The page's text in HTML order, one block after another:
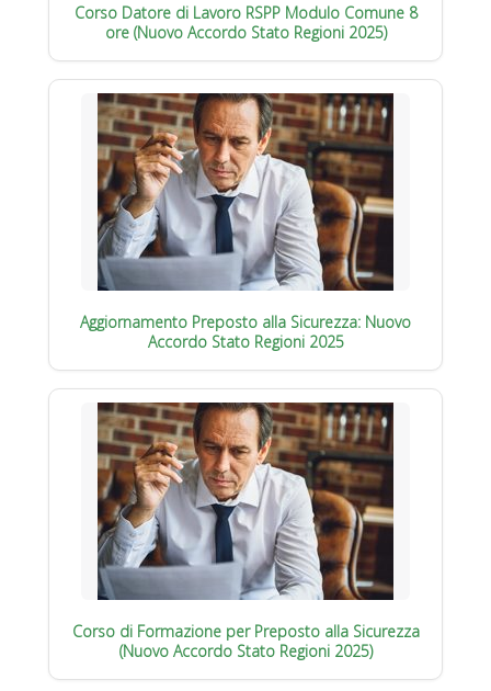
Corso Datore di Lavoro RSPP Modulo Comune 8
ore (Nuovo Accordo Stato Regioni 2025)
Aggiornamento Preposto alla Sicurezza: Nuovo
Accordo Stato Regioni 2025
Corso di Formazione per Preposto alla Sicurezza
(Nuovo Accordo Stato Regioni 2025)